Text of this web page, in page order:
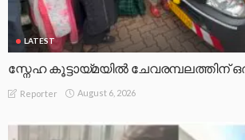
LATEST
സ്നേഹ കൂട്ടായ്മയിൽ
Reporter August 6, 2026